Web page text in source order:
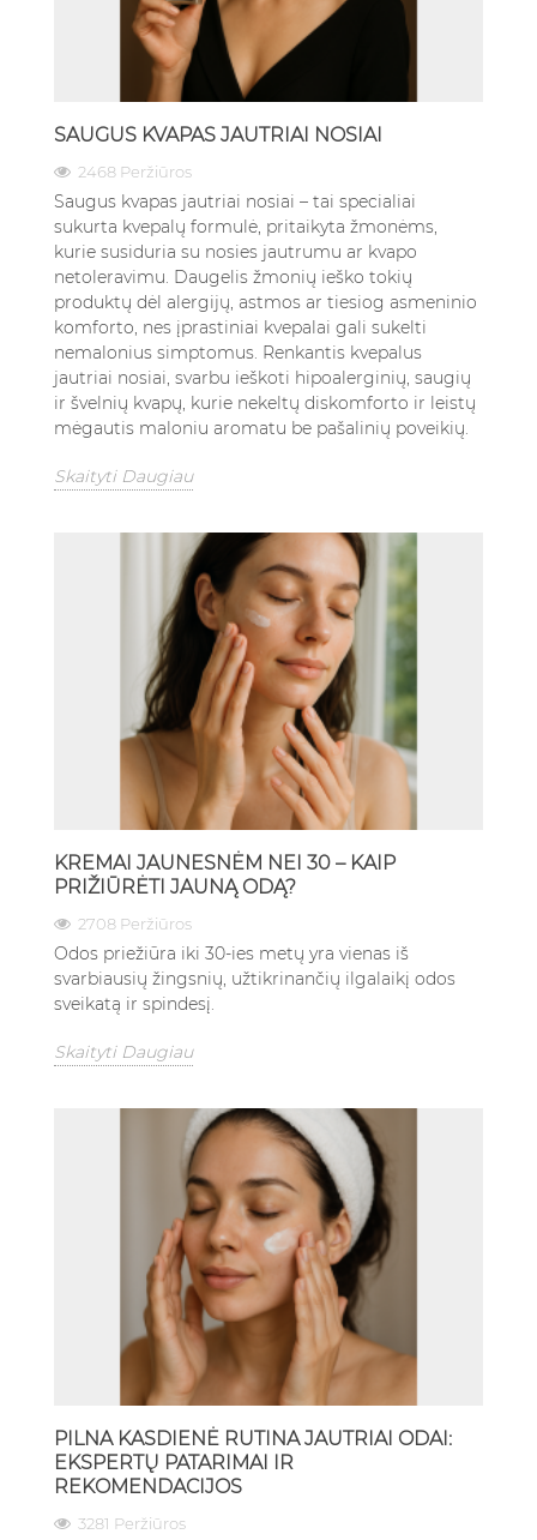
SAUGUS KVAPAS JAUTRIAI NOSIAI
2468 Peržiūros
Saugus kvapas jautriai nosiai – tai specialiai
sukurta kvepalų formulė, pritaikyta žmonėms,
kurie susiduria su nosies jautrumu ar kvapo
netoleravimu. Daugelis žmonių ieško tokių
produktų dėl alergijų, astmos ar tiesiog asmeninio
komforto, nes įprastiniai kvepalai gali sukelti
nemalonius simptomus. Renkantis kvepalus
jautriai nosiai, svarbu ieškoti hipoalerginių, saugių
ir švelnių kvapų, kurie nekeltų diskomforto ir leistų
mėgautis maloniu aromatu be pašalinių poveikių.
Skaityti Daugiau
KREMAI JAUNESNĖM NEI 30 – KAIP
PRIŽIŪRĖTI JAUNĄ ODĄ?
2708 Peržiūros
Odos priežiūra iki 30-ies metų yra vienas iš
svarbiausių žingsnių, užtikrinančių ilgalaikį odos
sveikatą ir spindesį.
Skaityti Daugiau
PILNA KASDIENĖ RUTINA JAUTRIAI ODAI:
EKSPERTŲ PATARIMAI IR
REKOMENDACIJOS
3281 Peržiūros